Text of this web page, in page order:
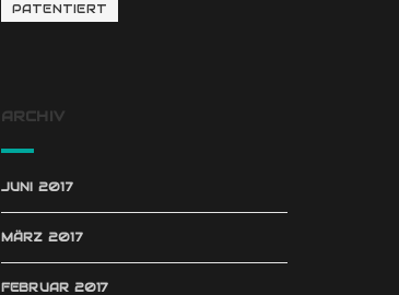
PATENTIERT
ARCHIV
JUNI 2017
MÄRZ 2017
FEBRUAR 2017